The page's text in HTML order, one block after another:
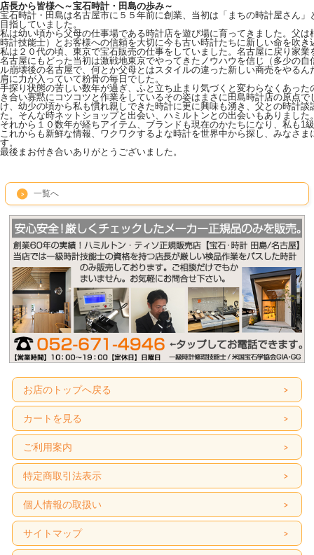
店長から皆様へ～宝石時計・田島の歩み～
宝石時計・田島は名古屋市に５５年前に創業、当初は「まちの時計屋さん
目指していました。
私は幼い頃から父母の仕事場である時計店を遊び場に育ってきました。父
時計技能士）とお客様への信頼を大切に今も古い時計たちに新しい命を吹き
私は２０代の頃、東京で宝石販売の仕事をしていました。名古屋に戻り家
名古屋にもどった当初は激戦地東京でやってきたノウハウを信じ（多少の
ル崩壊後の名古屋で、何とか父母とはスタイルの違った新しい商売をやる
肩に力が入っていて粉骨の毎日でした。
手探り状態の苦しい数年が過ぎ、ふと立ち止まり気づくと変わらなくあっ
き合い寡黙にコツコツと作業をしているその姿はまさに田島時計店の原点
け、幼少の頃から私も慣れ親しできた時計に更に興味も湧き、父との時計
た。そんな時ネットショップと出会い、ハミルトンとの出会いもありました
それから１０数年が経ちアイテム、ブランドも現在のかたちになり、私も1
これからも新鮮な情報、ワクワクするよな時計を世界中から探し、みなさ
す。
最後まお付き合いありがとうございました。
一覧へ
お店のトップへ戻る
カートを見る
ご利用案内
特定商取引法表示
個人情報の取扱い
サイトマップ